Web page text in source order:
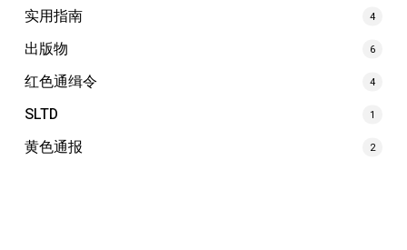
实用指南 4
出版物 6
红色通缉令 4
SLTD 1
黄色通报 2